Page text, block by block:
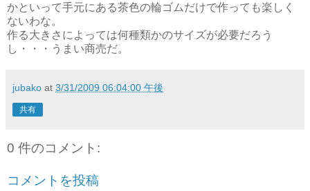
かといって手元にある茶色の輪ゴムだけで作っても楽しく
ないわな。
作る大きさによっては何種類かのサイズが必要だろう
し・・・うまい商売だ。
jubako at 3/31/2009 06:04:00 午後
共有
0 件のコメント:
コメントを投稿